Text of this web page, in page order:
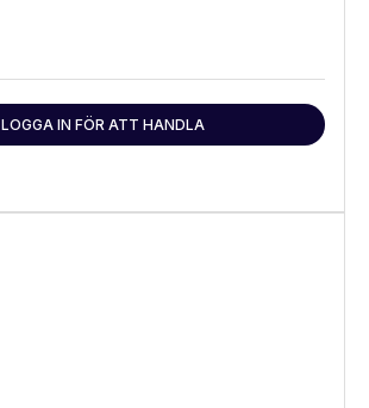
LOGGA IN FÖR ATT HANDLA